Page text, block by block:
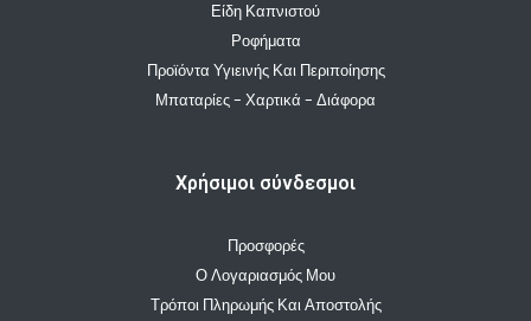
Είδη Καπνιστού
Ροφήματα
Προϊόντα Υγιεινής Και Περιποίησης
Μπαταρίες - Χαρτικά - Διάφορα
Χρήσιμοι σύνδεσμοι
Προσφορές
Ο Λογαριασμός Μου
Τρόποι Πληρωμής Και Αποστολής